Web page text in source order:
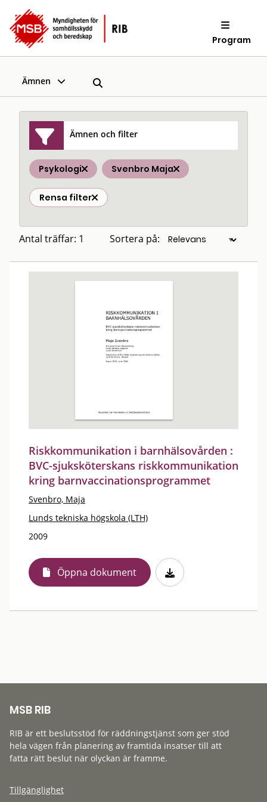
Program
Ämnen
Ämnen och filter
Psykologi Svenbro Maja
Rensa filter
Antal träffar: 1 Sortera på:
Riskkommunikation i barnhälsovården :
BVC-sjuksköterskans riskkommunikation
kring barnvaccinationsprogrammet
Svenbro, Maja
Lunds tekniska högskola (LTH)
2009
Öppna dokument
MSB RIB
RIB är ett beslutsstöd för räddningstjänst som ger stöd
hela vägen från planering av framtida insatser till att
fatta rätt beslut när olyckan är framme.
Tillgänglighet